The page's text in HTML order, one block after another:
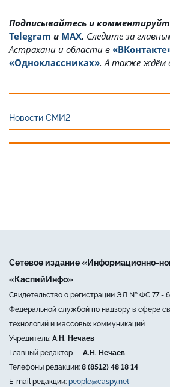
Подписывайтесь и
Telegram и MAX. Cледите за
Астрахани и области в
«Одноклассниках». А также ждём
Новости СМИ2
Сетевое издание «Информационно-
«КаспийИнфо»
Свидетельство о регистрации ЭЛ № ФС 77 -
Федеральной службой по надзору в сфере
технологий и массовых коммуникаций
Учредитель: А.Н. Нечаев
Главный редактор — А.Н. Нечаев
Телефоны редакции: 8 (8512) 48 18 14
E-mail редакции: people@caspy.net